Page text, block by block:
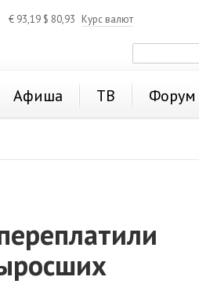
€ 93,19 $ 80,93 Курс валют
Афиша ТВ Форум